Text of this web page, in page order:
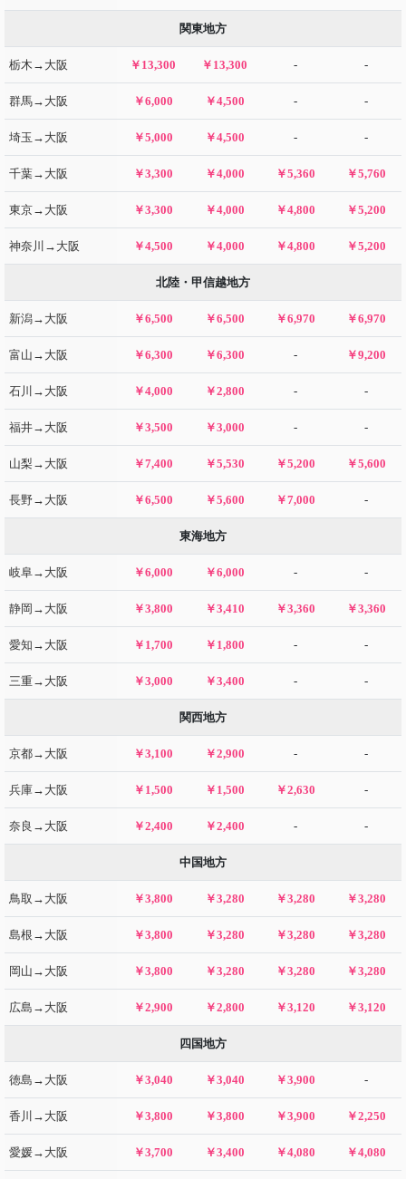
関東地方
栃木→大阪 ￥13,300 ￥13,300 - -
群馬→大阪 ￥6,000 ￥4,500 - -
埼玉→大阪 ￥5,000 ￥4,500 - -
千葉→大阪 ￥3,300 ￥4,000 ￥5,360 ￥5,760
東京→大阪 ￥3,300 ￥4,000 ￥4,800 ￥5,200
神奈川→大阪 ￥4,500 ￥4,000 ￥4,800 ￥5,200
北陸・甲信越地方
新潟→大阪 ￥6,500 ￥6,500 ￥6,970 ￥6,970
富山→大阪 ￥6,300 ￥6,300 - ￥9,200
石川→大阪 ￥4,000 ￥2,800 - -
福井→大阪 ￥3,500 ￥3,000 - -
山梨→大阪 ￥7,400 ￥5,530 ￥5,200 ￥5,600
長野→大阪 ￥6,500 ￥5,600 ￥7,000 -
東海地方
岐阜→大阪 ￥6,000 ￥6,000 - -
静岡→大阪 ￥3,800 ￥3,410 ￥3,360 ￥3,360
愛知→大阪 ￥1,700 ￥1,800 - -
三重→大阪 ￥3,000 ￥3,400 - -
関西地方
京都→大阪 ￥3,100 ￥2,900 - -
兵庫→大阪 ￥1,500 ￥1,500 ￥2,630 -
奈良→大阪 ￥2,400 ￥2,400 - -
中国地方
鳥取→大阪 ￥3,800 ￥3,280 ￥3,280 ￥3,280
島根→大阪 ￥3,800 ￥3,280 ￥3,280 ￥3,280
岡山→大阪 ￥3,800 ￥3,280 ￥3,280 ￥3,280
広島→大阪 ￥2,900 ￥2,800 ￥3,120 ￥3,120
四国地方
徳島→大阪 ￥3,040 ￥3,040 ￥3,900 -
香川→大阪 ￥3,800 ￥3,800 ￥3,900 ￥2,250
愛媛→大阪 ￥3,700 ￥3,400 ￥4,080 ￥4,080